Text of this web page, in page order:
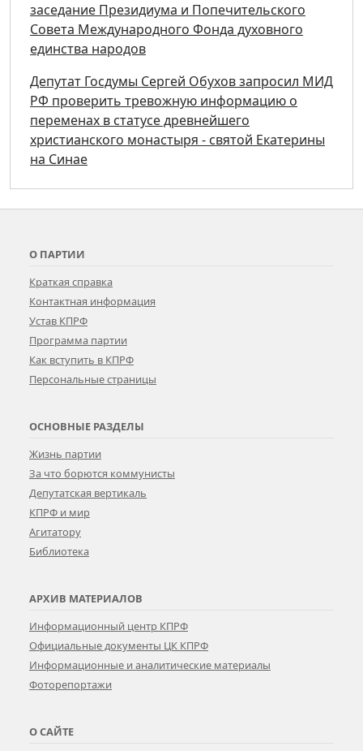
заседание Президиума и Попечительского
Совета Международного Фонда духовного
единства народов
Депутат Госдумы Сергей Обухов запросил МИД
РФ проверить тревожную информацию о
переменах в статусе древнейшего
христианского монастыря - святой Екатерины
на Синае
О ПАРТИИ
Краткая справка
Контактная информация
Устав КПРФ
Программа партии
Как вступить в КПРФ
Персональные страницы
ОСНОВНЫЕ РАЗДЕЛЫ
Жизнь партии
За что борются коммунисты
Депутатская вертикаль
КПРФ и мир
Агитатору
Библиотека
АРХИВ МАТЕРИАЛОВ
Информационный центр КПРФ
Официальные документы ЦК КПРФ
Информационные и аналитические материалы
Фоторепортажи
О САЙТЕ